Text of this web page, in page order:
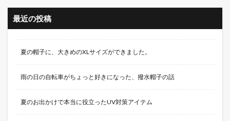
最近の投稿
夏の帽子に、大きめのXLサイズができました。
雨の日の自転車がちょっと好きになった、撥水帽子の話
夏のお出かけで本当に役立ったUV対策アイテム